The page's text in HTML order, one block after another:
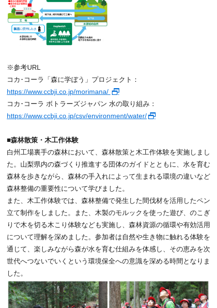
※参考URL
コカ･コーラ「森に学ぼう」プロジェクト：
https://www.ccbji.co.jp/morimana/
コカ･コーラ ボトラーズジャパン 水の取り組み：
https://www.ccbji.co.jp/csv/environment/water/
■森林散策・木工作体験
白州工場裏手の森林において、森林散策と木工作体験を実施しまし
た。山梨県内の森づくり推進する団体のガイドとともに、水を育む
森林を歩きながら、森林の手入れによって生まれる環境の違いなど
森林整備の重要性について学びました。
また、木工作体験では、森林整備で発生した間伐材を活用したペン
立て制作をしました。また、木製のモルックを使った遊び、のこぎ
りで木を切る木こり体験なども実施し、森林資源の循環や有効活用
について理解を深めました。参加者は自然や生き物に触れる体験を
通じて、楽しみながら森が水を育む仕組みを体感し、その恵みを次
世代へつないでいくという環境保全への意識を深める時間となりま
した。